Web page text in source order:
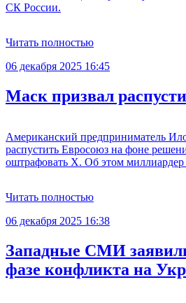
СК России.
Читать полностью
06 декабря 2025 16:45
Маск призвал
Американский предприниматель
распустить Евросоюз на фоне
оштрафовать X. Об этом миллиардер
Читать полностью
06 декабря 2025 16:38
Западные СМИ
фазе конфликта на